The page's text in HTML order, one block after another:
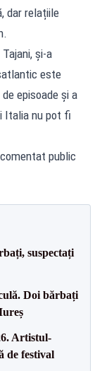
dar relațiile
și-a
este
episoade și a
Italia nu pot fi
public
suspectați
Doi bărbați
Artistul-
de festival